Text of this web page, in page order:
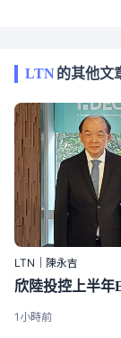
LTN的其他文
LTN｜陳永吉
欣陸投控上半年
1小時前